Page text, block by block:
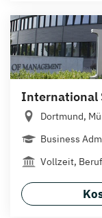
International
Dortmund,
Business
Vollzeit,